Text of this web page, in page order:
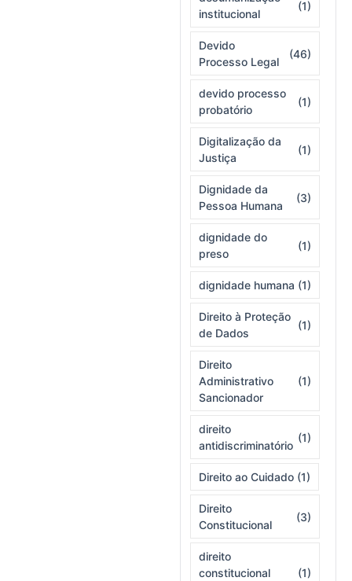
institucional
(1)
Devido
Processo Legal
(46)
devido processo
probatório
(1)
Digitalização da
Justiça
(1)
Dignidade da
Pessoa Humana
(3)
dignidade do
preso
(1)
dignidade humana (1)
Direito à Proteção
de Dados
(1)
Direito
Administrativo
Sancionador
(1)
direito
antidiscriminatório
(1)
Direito ao Cuidado (1)
Direito
Constitucional
(3)
direito
constitucional
(1)